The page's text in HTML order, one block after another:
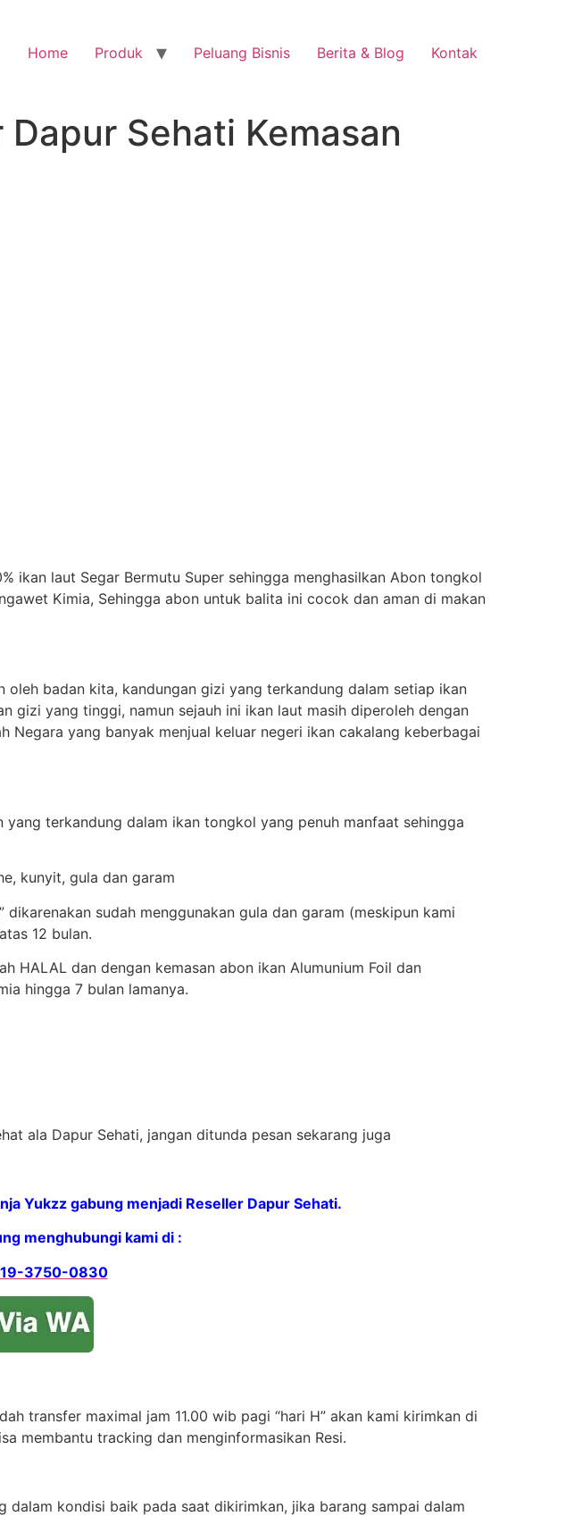
Home Produk Peluang Bisnis Berita & Blog Kontak
Sehati Kemasan
ikan laut Segar Bermutu Super sehingga menghasilkan Abon tongkol
Kimia, Sehingga abon untuk balita ini cocok dan aman di makan
badan kita, kandungan gizi yang terkandung dalam setiap ikan
gizi yang tinggi, namun sejauh ini ikan laut masih diperoleh dengan
yang banyak menjual keluar negeri ikan cakalang keberbagai
terkandung dalam ikan tongkol yang penuh manfaat sehingga
kunyit, gula dan garam
sudah menggunakan gula dan garam (meskipun kami
12 bulan.
HALAL dan dengan kemasan abon ikan Alumunium Foil dan
hingga 7 bulan lamanya.
ala Dapur Sehati, jangan ditunda pesan sekarang juga
Yukzz gabung menjadi Reseller Dapur Sehati.
menghubungi kami di :
3750-0830
transfer maximal jam 11.00 wib pagi “hari H” akan kami kirimkan di
membantu tracking dan menginformasikan Resi.
dalam kondisi baik pada saat dikirimkan, jika barang sampai dalam